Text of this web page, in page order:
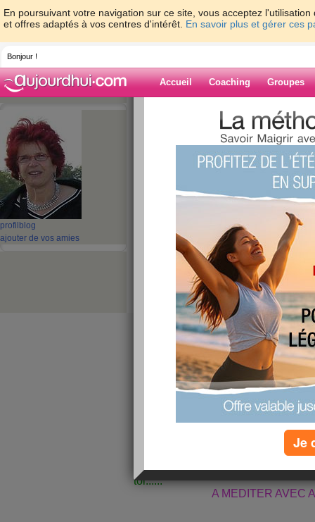
En poursuivant votre navigation sur ce site, vous acceptez
et offres adaptés à vos centres d'intérêt. En savoir plus et gérer ces
Bonjour !
Accueil Coaching Groupes
profil blog
ajouter de vos amies
> > ENCORE
Blog de krist31
ENCORE DU
Ma musique n'a pas voulu
bien celle là aussi qui caractérise
liberté, égalité .......
IL EST
A ADORER SANS CONDITION....
Je t'aime
J'ai reçu de mon amie Béa, un
d'actualité en cette période pré-
toi......
A MEDITER AVEC
Je